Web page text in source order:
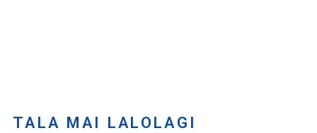
TALA MAI LALOLAGI